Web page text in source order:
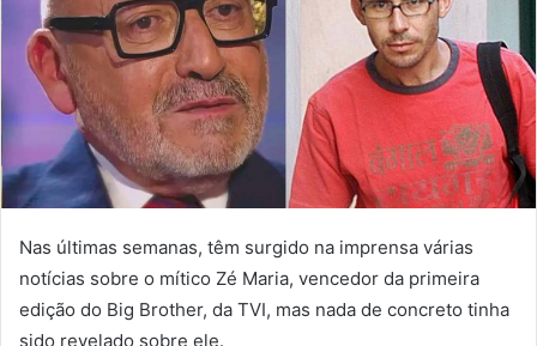
Nas últimas semanas, têm surgido na imprensa várias
notícias sobre o mítico Zé Maria, vencedor da primeira
edição do Big Brother, da TVI, mas nada de concreto tinha
sido revelado sobre ele.